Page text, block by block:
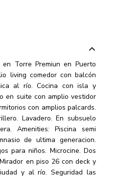
Torre Premiun en Puerto
living comedor con balcón
al río. Cocina con isla y
en suite con amplio vestidor
con amplios palcards.
Lavadero. En subsuelo
Amenities: Piscina semi
de ultima generacion.
para niños. Microcine. Dos
en piso 26 con deck y
y al río. Seguridad las